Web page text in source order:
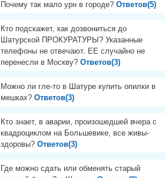
Почему так мало урн в городе? Ответов(5)
Кто подскажет, как дозвониться до
Шатурской ПРОКУРАТУРЫ? Указанные
телефоны не отвечают. ЕЕ случайно не
перенесли в Москву? Ответов(3)
Можно ли гле-то в Шатуре купить опилки в
мешках? Ответов(3)
Кто знает, в аварии, произошедшей вчера с
квадроциклом на Большевике, все живы-
здоровы? Ответов(3)
Где можно сдать или обменять старый